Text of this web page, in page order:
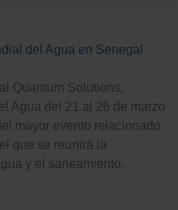
del Agua en Senegal
Quantum Solutions,
Agua del 21 al 26 de marzo
mayor evento relacionado
que se reunirá la
y el saneamiento.